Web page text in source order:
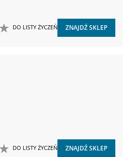
DO LISTY ŻYCZEŃ ZNAJDŹ SKLEP
DO LISTY ŻYCZEŃ ZNAJDŹ SKLEP